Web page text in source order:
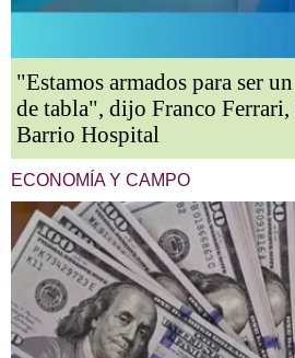
"Estamos armados para ser
de tabla", dijo Franco
Barrio Hospital
ECONOMÍA Y CAMPO